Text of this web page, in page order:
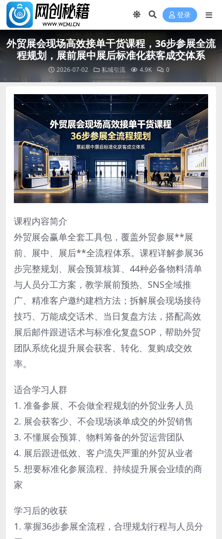
登录
外贸展会现场高效接单干货课程，36步参展全流
程规划，展前展中展后标准化获客成交体系
2026-07-02 私域引流 4.9K 0
课程内容简介
外贸展会赢单全套工具包，覆盖外贸参展**展
前、展中、展后**全流程体系。课程详解参展36
步完整规划、展会预算核算、44种必备物料清单
与人员分工方案，教学展前预热、SNS全域推
广、精准客户邀约建档方法；拆解展会现场接待
技巧、万能成交话术、当日复盘方法，搭配高效
展后邮件跟进话术与标准化复盘SOP，帮助外贸
团队系统化提升展会获客、转化、复购成交效
率。
适合学习人群
1. 准备参展、不会做全程规划的外贸业务人员
2. 展会获客少、不会现场谈单成交的外贸销售
3. 不懂展会预算、物料筹备的外贸运营团队
4. 展后跟进低效、客户流失严重的外贸从业者
5. 想要标准化参展流程、持续提升展会业绩的商
家
学习后的收获
1. 掌握36步参展全流程，合理规划行程与人员分